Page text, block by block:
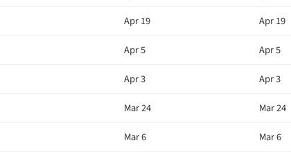
Apr 19
Apr 19
Apr 5
Apr 5
Apr 3
Apr 3
Mar 24
Mar 24
Mar 6
Mar 6